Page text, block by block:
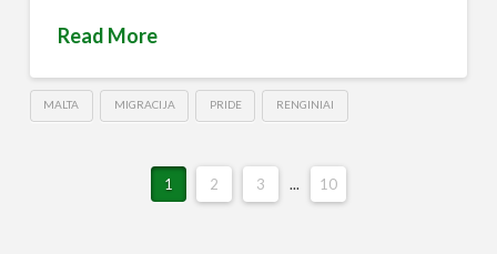
Read More
MALTA MIGRACIJA PRIDE RENGINIAI
1 2 3 ... 10